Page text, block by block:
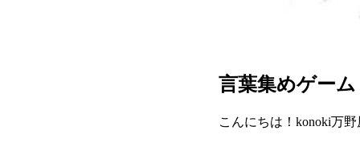
言葉集めゲーム
こんにちは！konoki万